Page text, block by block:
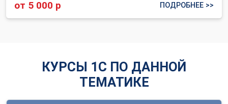
от 5 000 р ПОДРОБНЕЕ >>
КУРСЫ 1С ПО ДАННОЙ
ТЕМАТИКЕ